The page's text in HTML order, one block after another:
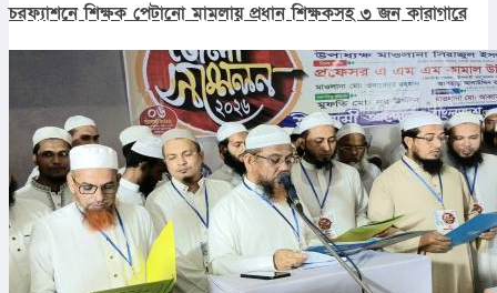
চরফ্যাশনে শিক্ষক পেটানো মামলায় প্রধান শিক্ষকসহ ৩ জন কারাগারে